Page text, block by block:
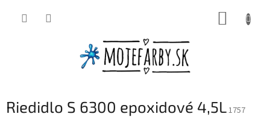
Riedidlo S 6300 epoxidové 4,5L1757